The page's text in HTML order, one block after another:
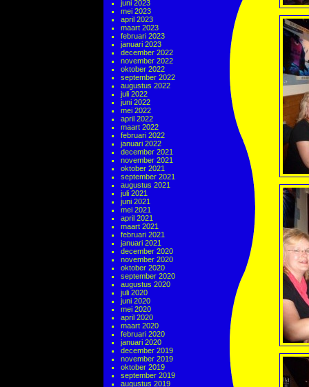
juni 2023
mei 2023
april 2023
maart 2023
februari 2023
januari 2023
december 2022
november 2022
oktober 2022
september 2022
augustus 2022
juli 2022
juni 2022
mei 2022
april 2022
maart 2022
februari 2022
januari 2022
december 2021
november 2021
oktober 2021
september 2021
augustus 2021
juli 2021
juni 2021
mei 2021
april 2021
maart 2021
februari 2021
januari 2021
december 2020
november 2020
oktober 2020
september 2020
augustus 2020
juli 2020
juni 2020
mei 2020
april 2020
maart 2020
februari 2020
januari 2020
december 2019
november 2019
oktober 2019
september 2019
augustus 2019